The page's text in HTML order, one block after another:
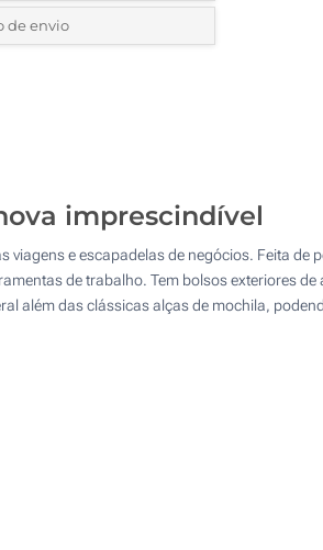
frente)
de envio
imprescindível
e escapadelas de negócios. Feita de
de trabalho. Tem bolsos exteriores
além das clássicas alças de mochila,